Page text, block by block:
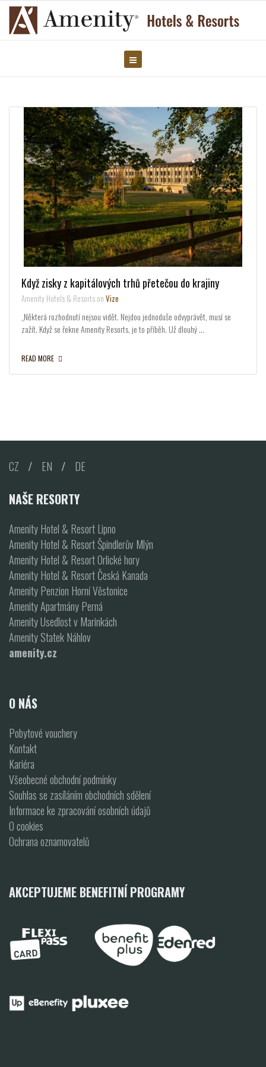
Když zisky z kapitálových trhů přetečou do krajiny
Amenity Hotels & Resorts on Vize
„Některá rozhodnutí nejsou vidět. Nejdou jednoduše odvyprávět, musí se
zažít. Když se řekne Amenity Resorts, je to příběh. Už dlouhý …
READ MORE
CZ / EN / DE
NAŠE RESORTY
Amenity Hotel & Resort Lipno
Amenity Hotel & Resort Špindlerův Mlýn
Amenity Hotel & Resort Orlické hory
Amenity Hotel & Resort Česká Kanada
Amenity Penzion Horní Věstonice
Amenity Apartmány Perná
Amenity Usedlost v Marinkách
Amenity Statek Náhlov
amenity.cz
O NÁS
Pobytové vouchery
Kontakt
Kariéra
Všeobecné obchodní podmínky
Souhlas se zasíláním obchodních sdělení
Informace ke zpracování osobních údajů
O cookies
Ochrana oznamovatelů
AKCEPTUJEME BENEFITNÍ PROGRAMY